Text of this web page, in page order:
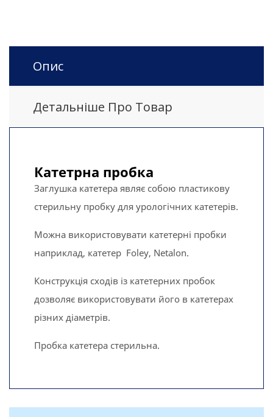
Опис
Детальніше Про Товар
Катетрна пробка
Заглушка катетера являє собою пластикову
стерильну пробку для урологічних катетерів.
Можна використовувати катетерні пробки
наприклад, катетер Foley, Netalon.
Конструкція сходів із катетерних пробок
дозволяє використовувати його в катетерах
різних діаметрів.
Пробка катетера стерильна.